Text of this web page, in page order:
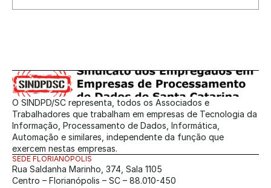
O SINDPD/SC representa, todos os Associados e
Trabalhadores que trabalham em empresas de Tecnologia da
Informação, Processamento de Dados, Informática,
Automação e similares, independente da função que
exercem nestas empresas.
SEDE FLORIANÓPOLIS
Rua Saldanha Marinho, 374, Sala 1105
Centro – Florianópolis – SC – 88.010-450